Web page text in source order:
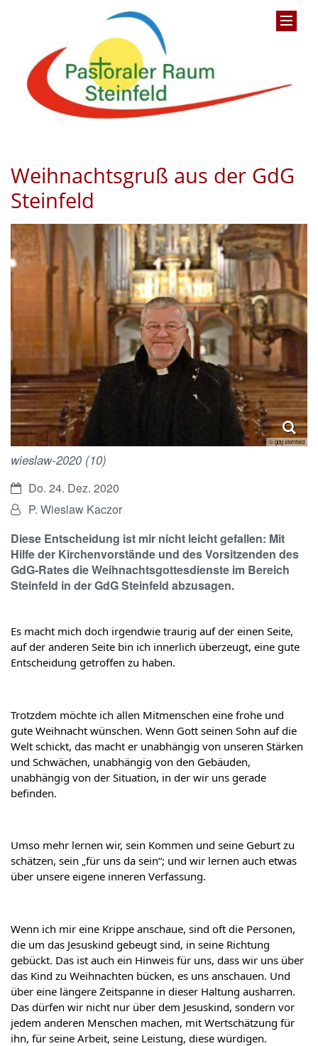
Weihnachtsgruß aus der GdG
Steinfeld
© gdg steinfeld
wieslaw-2020 (10)
Datum:Do. 24. Dez. 2020
Von:P. Wieslaw Kaczor
Diese Entscheidung ist mir nicht leicht gefallen: Mit
Hilfe der Kirchenvorstände und des Vorsitzenden des
GdG-Rates die Weihnachtsgottesdienste im Bereich
Steinfeld in der GdG Steinfeld abzusagen.
Es macht mich doch irgendwie traurig auf der einen Seite,
auf der anderen Seite bin ich innerlich überzeugt, eine gute
Entscheidung getroffen zu haben.
Trotzdem möchte ich allen Mitmenschen eine frohe und
gute Weihnacht wünschen. Wenn Gott seinen Sohn auf die
Welt schickt, das macht er unabhängig von unseren Stärken
und Schwächen, unabhängig von den Gebäuden,
unabhängig von der Situation, in der wir uns gerade
befinden.
Umso mehr lernen wir, sein Kommen und seine Geburt zu
schätzen, sein „für uns da sein“; und wir lernen auch etwas
über unsere eigene inneren Verfassung.
Wenn ich mir eine Krippe anschaue, sind oft die Personen,
die um das Jesuskind gebeugt sind, in seine Richtung
gebückt. Das ist auch ein Hinweis für uns, dass wir uns über
das Kind zu Weihnachten bücken, es uns anschauen. Und
über eine längere Zeitspanne in dieser Haltung ausharren.
Das dürfen wir nicht nur über dem Jesuskind, sondern vor
jedem anderen Menschen machen, mit Wertschätzung für
ihn, für seine Arbeit, seine Leistung, diese würdigen.